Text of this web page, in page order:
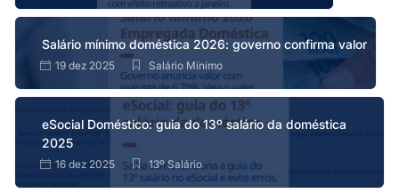
Salário mínimo doméstica 2026: governo confirma valor
19 dez 2025 Salário Mínimo
eSocial Doméstico: guia do 13º salário da doméstica
2025
16 dez 2025 13º Salário